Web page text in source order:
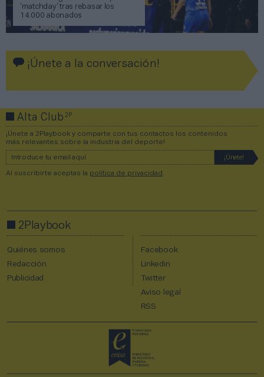
‘matchday’ tras rebasar los
14.000 abonados
¡Únete a la conversación!
Alta Club2P
¡Únete a 2Playbook y comparte con tus contactos los contenidos
más relevantes sobre la industria del deporte!
Al suscribirte aceptas la política de privacidad
2Playbook
Quiénes somos
Redacción
Publicidad
Facebook
Linkedin
Twitter
Aviso legal
RSS